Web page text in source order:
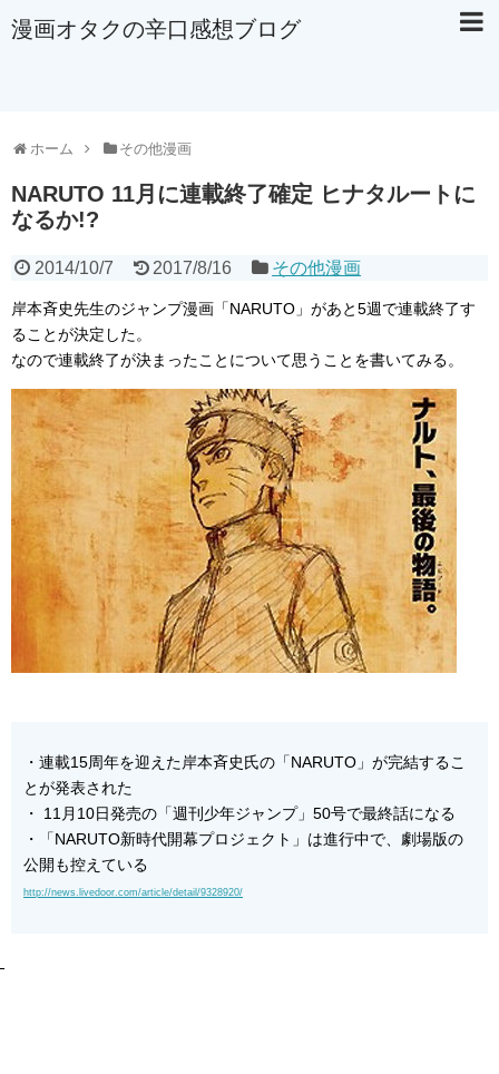
漫画オタクの辛口感想ブログ
ホーム その他漫画
NARUTO 11月に連載終了確定 ヒナタルートに
なるか!?
2014/10/7 2017/8/16 その他漫画
岸本斉史先生のジャンプ漫画「NARUTO」があと5週で連載終了す
ることが決定した。
なので連載終了が決まったことについて思うことを書いてみる。
・連載15周年を迎えた岸本斉史氏の「NARUTO」が完結するこ
とが発表された
・ 11月10日発売の「週刊少年ジャンプ」50号で最終話になる
・「NARUTO新時代開幕プロジェクト」は進行中で、劇場版の
公開も控えている
http://news.livedoor.com/article/detail/9328920/